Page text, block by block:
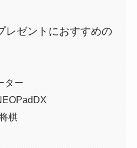
レゼントにおすすめの
ター
棋